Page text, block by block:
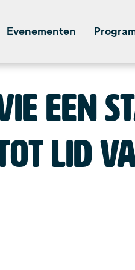
Evenementen
een
lid